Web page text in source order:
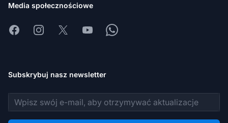
Media społecznościowe
FacebookInstagram
X YoutubeWhatsapp
Subskrybuj nasz newsletter
Adres e-mail